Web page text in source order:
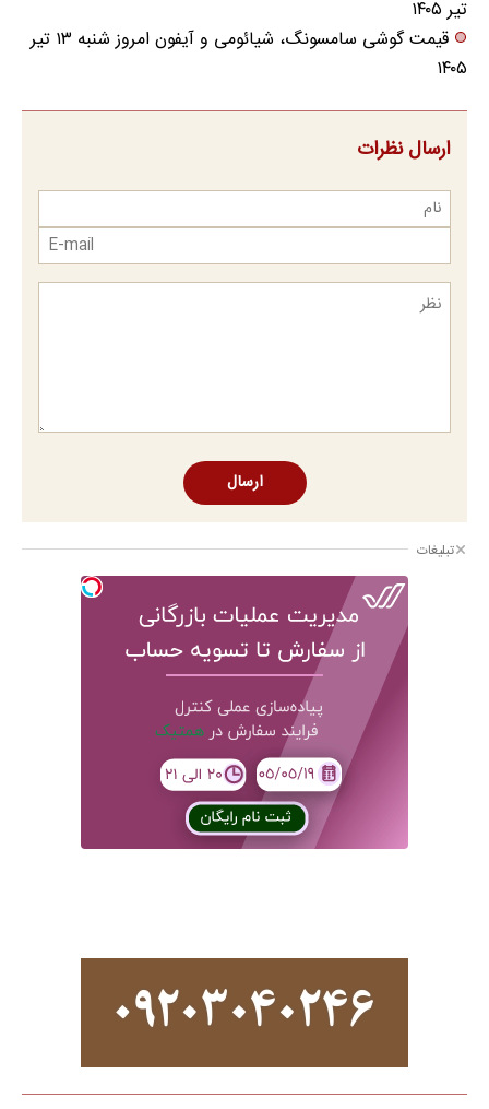
تیر ۱۴۰۵
قیمت گوشی سامسونگ، شیائومی و آیفون امروز شنبه ۱۳ تیر
۱۴۰۵
ارسال نظرات
ارسال
تبلیغات